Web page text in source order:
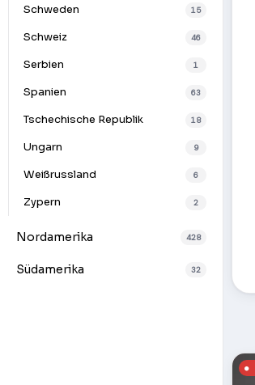
Schweden 15
Schweiz 46
Serbien 1
Spanien 63
Tschechische Republik 18
Ungarn 9
Weißrussland 6
Zypern 2
Nordamerika 428
Südamerika 32